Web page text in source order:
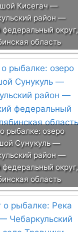
Кисегач —
район —
федеральный округ,
область
рыбалке: озеро
Сунукуль —
район —
федеральный округ,
область